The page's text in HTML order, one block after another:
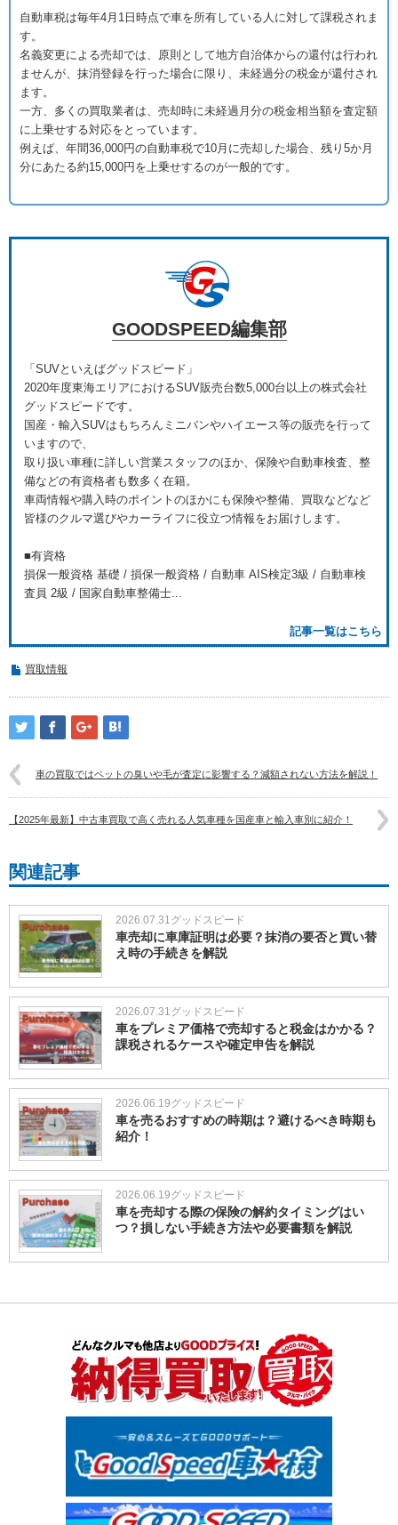
自動車税は毎年4月1日時点で車を所有している人に対して課税されま
す。
名義変更による売却では、原則として地方自治体からの還付は行われ
ませんが、抹消登録を行った場合に限り、未経過分の税金が還付され
ます。
一方、多くの買取業者は、売却時に未経過月分の税金相当額を査定額
に上乗せする対応をとっています。
例えば、年間36,000円の自動車税で10月に売却した場合、残り5か月
分にあたる約15,000円を上乗せするのが一般的です。
GOODSPEED編集部
「SUVといえばグッドスピード」
2020年度東海エリアにおけるSUV販売台数5,000台以上の株式会社
グッドスピードです。
国産・輸入SUVはもちろんミニバンやハイエース等の販売を行って
いますので、
取り扱い車種に詳しい営業スタッフのほか、保険や自動車検査、整
備などの有資格者も数多く在籍。
車両情報や購入時のポイントのほかにも保険や整備、買取などなど
皆様のクルマ選びやカーライフに役立つ情報をお届けします。
■有資格
損保一般資格 基礎 / 損保一般資格 / 自動車 AIS検定3級 / 自動車検
査員 2級 / 国家自動車整備士...
記事一覧はこちら
買取情報
車の買取ではペットの臭いや毛が査定に影響する？減額されない方法を解説！
【2025年最新】中古車買取で高く売れる人気車種を国産車と輸入車別に紹介！
関連記事
2026.07.31 グッドスピード
車売却に車庫証明は必要？抹消の要否と買い替
え時の手続きを解説
2026.07.31 グッドスピード
車をプレミア価格で売却すると税金はかかる？
課税されるケースや確定申告を解説
2026.06.19グッドスピード
車を売るおすすめの時期は？避けるべき時期も
紹介！
2026.06.19グッドスピード
車を売却する際の保険の解約タイミングはい
つ？損しない手続き方法や必要書類を解説